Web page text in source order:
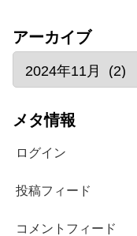
アーカイブ
メタ情報
ログイン
投稿フィード
コメントフィード